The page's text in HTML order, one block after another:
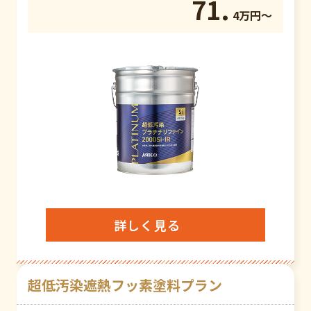
71. 4万円〜
詳しく見る
超低汚染遮熱フッ素塗料プラン